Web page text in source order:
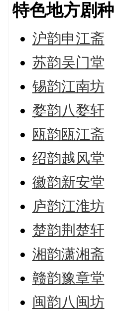
特色地方剧种
沪韵申江斋
苏韵吴门堂
锡韵江南坊
婺韵八婺轩
瓯韵瓯江斋
绍韵越风堂
徽韵新安堂
庐韵江淮坊
楚韵荆楚轩
湘韵潇湘斋
赣韵豫章堂
闽韵八闽坊